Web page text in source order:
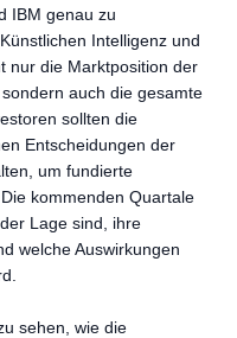
IBM genau zu
Intelligenz und
nur die Marktposition der
auch die gesamte
sollten die
Entscheidungen der
um fundierte
kommenden Quartale
Lage sind, ihre
welche Auswirkungen
sehen, wie die